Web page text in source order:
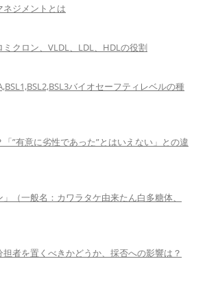
ジメントとは
クロン、VLDL、LDL、HDLの役割
バイオセーフティレベルの種
”有意に劣性であった”とはいえない」との違
（一般名：カワラタケ由来たん白多糖体、
者を置くべきかどうか、採否への影響は？